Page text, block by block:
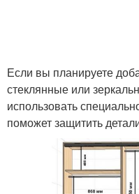
Если вы планируете
стеклянные или
использовать
поможет защитить